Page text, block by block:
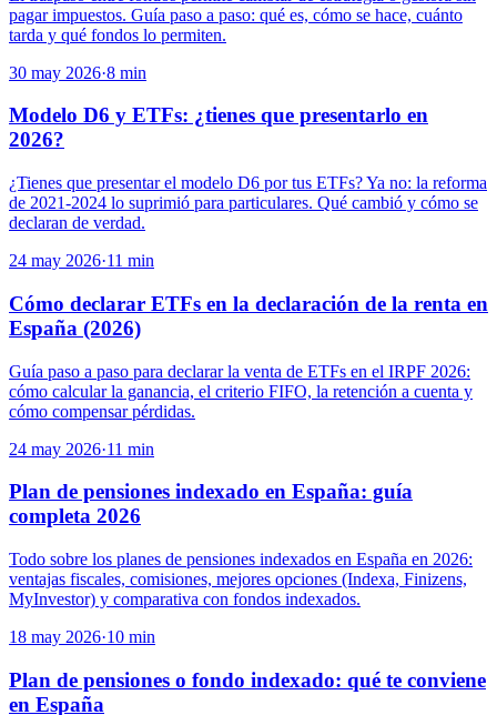
pagar impuestos. Guía paso a paso: qué es, cómo se hace, cuánto
tarda y qué fondos lo permiten.
30 may 2026·8 min
Modelo D6 y ETFs: ¿tienes que presentarlo en
2026?
¿Tienes que presentar el modelo D6 por tus ETFs? Ya no: la reforma
de 2021-2024 lo suprimió para particulares. Qué cambió y cómo se
declaran de verdad.
24 may 2026·11 min
Cómo declarar ETFs en la declaración de la renta en
España (2026)
Guía paso a paso para declarar la venta de ETFs en el IRPF 2026:
cómo calcular la ganancia, el criterio FIFO, la retención a cuenta y
cómo compensar pérdidas.
24 may 2026·11 min
Plan de pensiones indexado en España: guía
completa 2026
Todo sobre los planes de pensiones indexados en España en 2026:
ventajas fiscales, comisiones, mejores opciones (Indexa, Finizens,
MyInvestor) y comparativa con fondos indexados.
18 may 2026·10 min
Plan de pensiones o fondo indexado: qué te conviene
en España